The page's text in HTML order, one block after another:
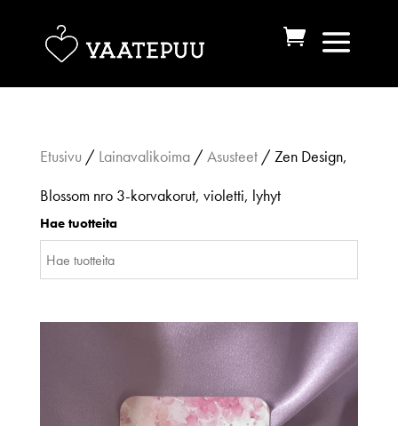
Etusivu / Lainavalikoima/Asusteet/ Zen Design,
Blossom nro 3-korvakorut, violetti, lyhyt
Hae tuotteita